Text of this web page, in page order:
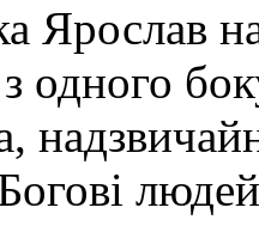
Ярослав
одного